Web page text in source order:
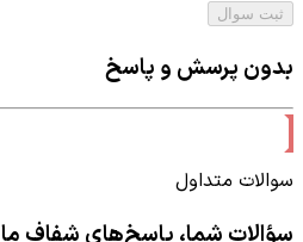
ثبت سوال
بدون پرسش و پاسخ
سوالات متداول
سؤالات شما، پاسخ‌های شفاف ما